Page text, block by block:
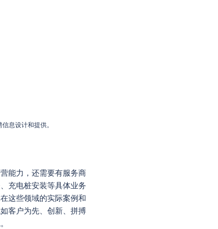
息设计和提供。
能力，还需要有服务商
充电桩安装等具体业务
这些领域的实际案例和
客户为先、创新、拼搏